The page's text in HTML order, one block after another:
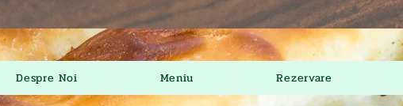
Despre Noi Meniu Rezervare